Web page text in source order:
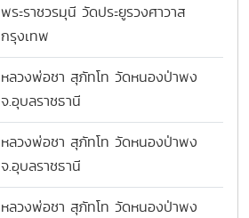
พระราชวรมุนี วัดประยูรวงศาวาส
กรุงเทพ
หลวงพ่อชา สุภัทโท วัดหนองป่าพง
จ.อุบลราชธานี
หลวงพ่อชา สุภัทโท วัดหนองป่าพง
จ.อุบลราชธานี
หลวงพ่อชา สุภัทโท วัดหนองป่าพง